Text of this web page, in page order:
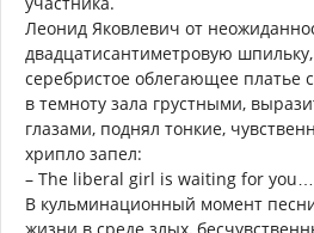
Леонид Яковлевич от
двадцатисантиметровую
серебристое облегающее платье
в темноту зала грустными,
глазами, поднял тонкие,
хрипло запел:
– The liberal girl is waiting for you…
В кульминационный момент